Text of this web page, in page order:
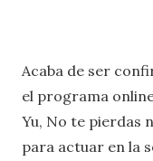
Acaba de ser
el programa
Yu, No te pierdas
para actuar en la